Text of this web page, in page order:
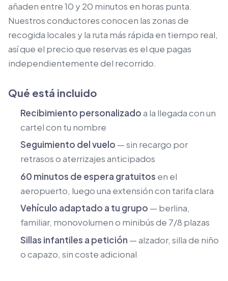
añaden entre 10 y 20 minutos en horas punta.
Nuestros conductores conocen las zonas de
recogida locales y la ruta más rápida en tiempo real,
así que el precio que reservas es el que pagas
independientemente del recorrido.
Qué está incluido
Recibimiento personalizadoa la llegada con un
cartel con tu nombre
Seguimiento del vuelo — sin recargo por
retrasos o aterrizajes anticipados
60 minutos de espera gratuitos en el
aeropuerto, luego una extensión con tarifa clara
Vehículo adaptado a tu grupo — berlina,
familiar, monovolumen o minibús de 7/8 plazas
Sillas infantiles a petición — alzador, silla de niño
o capazo, sin coste adicional